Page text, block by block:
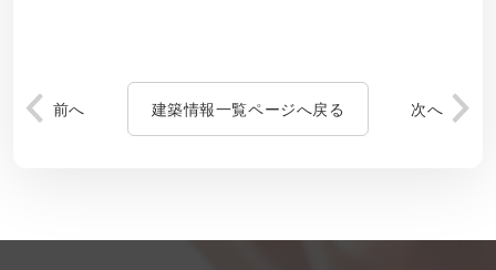
前へ 建築情報一覧ページへ戻る 次へ